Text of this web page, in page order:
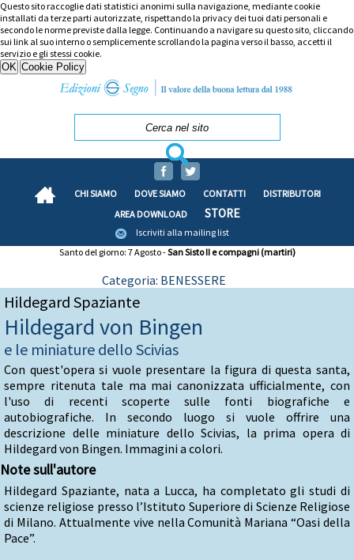
Questo sito raccoglie dati statistici anonimi sulla navigazione, mediante cookie
installati da terze parti autorizzate, rispettando la privacy dei tuoi dati personali e
secondo le norme previste dalla legge. Continuando a navigare su questo sito, cliccando
sui link al suo interno o semplicemente scrollando la pagina verso il basso, accetti il
servizio e gli stessi cookie.
CHI SIAMO DOVE SIAMO CONTATTI
DISTRIBUTORI
AREA DOWNLOAD
STORE
Iscriviti alla mailing list
Santo del giorno: 7 Agosto -San Sisto II e compagni (martiri)
Categoria: BENESSERE
Hildegard Spaziante
Hildegard von Bingen
e le miniature dello Scivias
Con quest'opera si vuole presentare la figura di questa santa,
sempre ritenuta tale ma mai canonizzata ufficialmente, con
l'uso di recenti scoperte sulle fonti biografiche e
autobiografiche. In secondo luogo si vuole offrire una
descrizione delle miniature dello Scivias, la prima opera di
Hildegard von Bingen. Immagini a colori.
Note sull'autore
Hildegard Spaziante, nata a Lucca, ha completato gli studi di
scienze religiose presso l’Istituto Superiore di Scienze Religiose
di Milano. Attualmente vive nella Comunità Mariana “Oasi della
Pace”.